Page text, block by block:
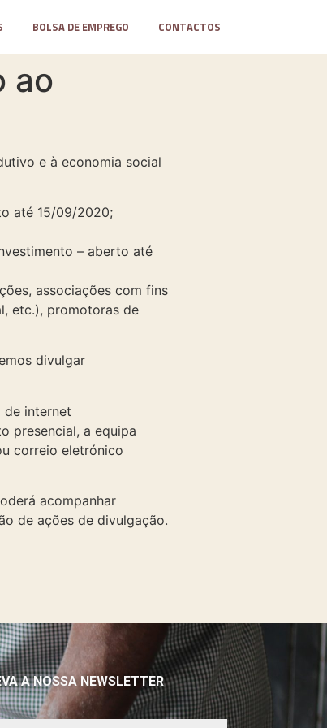
BOLSA DE EMPREGO CONTACTOS
ao
e à economia social
até 15/09/2020;
– aberto até
associações com fins
etc.), promotoras de
divulgar
de internet
presencial, a equipa
correio eletrónico
acompanhar
de ações de divulgação.
A NOSSA NEWSLETTER